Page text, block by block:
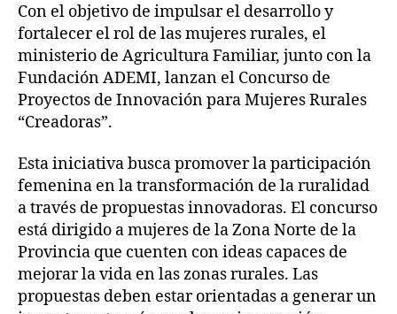
Con el objetivo de impulsar el desarrollo y
fortalecer el rol de las mujeres rurales, el
ministerio de Agricultura Familiar, junto con la
Fundación ADEMI, lanzan el Concurso de
Proyectos de Innovación para Mujeres Rurales
“Creadoras”.
Esta iniciativa busca promover la participación
femenina en la transformación de la ruralidad
a través de propuestas innovadoras. El concurso
está dirigido a mujeres de la Zona Norte de la
Provincia que cuenten con ideas capaces de
mejorar la vida en las zonas rurales. Las
propuestas deben estar orientadas a generar un